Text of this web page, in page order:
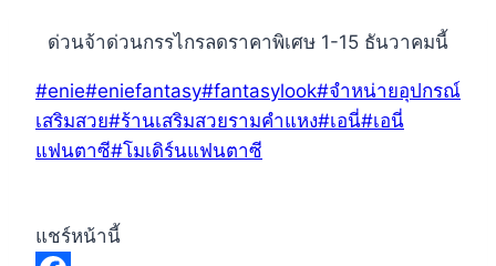
ด่วนจ้าด่วนกรรไกรลดราคาพิเศษ 1-15 ธันวาคมนี้
Post
Tags:
#enie#eniefantasy#fantasylook#จำหน่ายอุปกรณ์
เสริมสวย#ร้านเสริมสวยรามคำแหง#เอนี่#เอนี่
แฟนตาซี#โมเดิร์นแฟนตาซี
แชร์หน้านี้